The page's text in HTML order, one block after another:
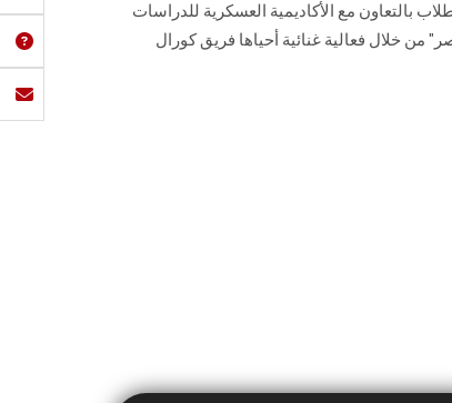
بالتعاون مع الأكاديمية ‏العسكرية للدراسات
من خلال فعالية غنائية ‏أحياها فريق كورال